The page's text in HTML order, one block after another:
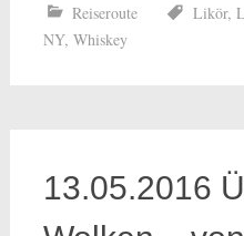
Reiseroute Likör,
NY, Whiskey
13.05.2016